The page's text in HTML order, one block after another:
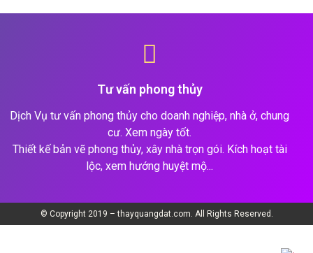
Tư vấn phong thủy
Dịch Vụ tư vấn phong thủy cho doanh nghiệp, nhà ở, chung
cư. Xem ngày tốt.
Thiết kế bản vẽ phong thủy, xây nhà trọn gói. Kích hoạt tài
lộc, xem hướng huyệt mộ...
© Copyright 2019 – thayquangdat.com. All Rights Reserved.